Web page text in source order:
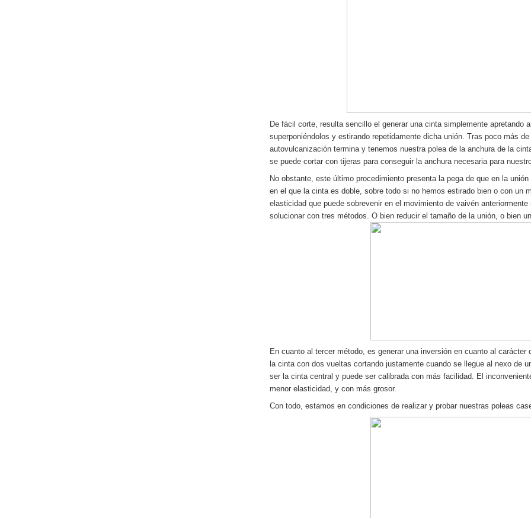
De fácil corte, resulta sencillo el generar una cinta simplemente apretando
superponiéndolos y estirando repetidamente dicha unión. Tras poco más
autovulcanización termina y tenemos nuestra polea de la anchura de la
se puede cortar con tijeras para conseguir la anchura necesaria para
No obstante, este último procedimiento presenta la pega de que en la
en el que la cinta es doble, sobre todo si no hemos estirado bien o con un
elasticidad que puede sobrevenir en el movimiento de vaivén
solucionar con tres métodos. O bien reducir el tamaño de la unión, o bien
En cuanto al tercer método, es generar una inversión en cuanto al
la cinta con dos vueltas cortando justamente cuando se llegue al nexo de
ser la cinta central y puede ser calibrada con más facilidad. El
menor elasticidad, y con más grosor.
Con todo, estamos en condiciones de realizar y probar nuestras poleas